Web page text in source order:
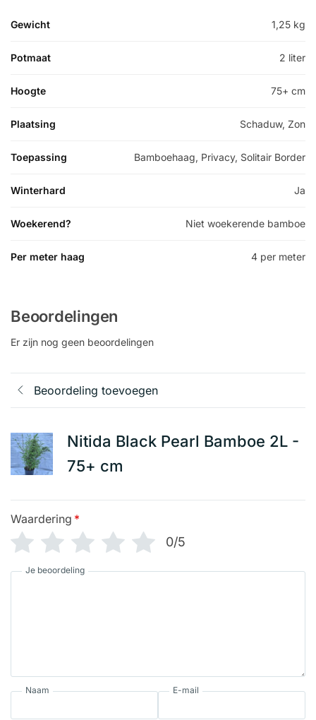
Gewicht 1,25 kg
Potmaat 2 liter
Hoogte 75+ cm
Plaatsing Schaduw, Zon
Toepassing Bamboehaag, Privacy, Solitair Border
Winterhard Ja
Woekerend? Niet woekerende bamboe
Per meter haag 4 per meter
Beoordelingen
Er zijn nog geen beoordelingen
Beoordeling toevoegen
Nitida Black Pearl Bamboe 2L -
75+ cm
Waardering *
0/5
Je beoordeling
Naam E-mail